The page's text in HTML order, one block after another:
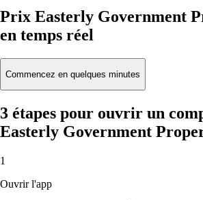
Prix Easterly Government
en temps réel
Commencez en quelques minutes
3 étapes pour ouvrir un
Easterly Government
1
Ouvrir l'app